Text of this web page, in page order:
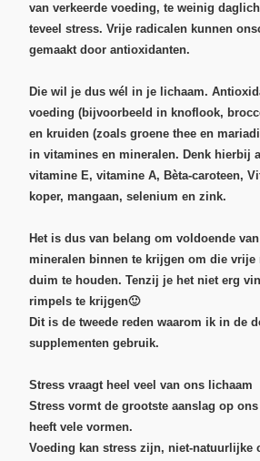
van verkeerde voeding, te weinig
teveel stress. Vrije radicalen kunnen
gemaakt doorantioxidanten.
Die wil je dus wél in je lichaam.
voeding (bijvoorbeeld in knoflook,
en kruiden (zoals groene thee en
in vitamines en mineralen. Denk hierbij
vitamine E, vitamine A, Bèta-caroteen,
koper, mangaan, selenium en zink.
Het is dus van belang om voldoende
mineralen binnen te krijgen om die vrije
duim te houden. Tenzij je het niet erg
rimpels te krijgen🙂
Dit is de tweede reden waarom ik in de
supplementen gebruik.
Stress vraagt heel veel van ons lichaam
Stress vormt de grootste aanslag op
heeft vele vormen.
Voeding kan stress zijn, niet-natuurlijke